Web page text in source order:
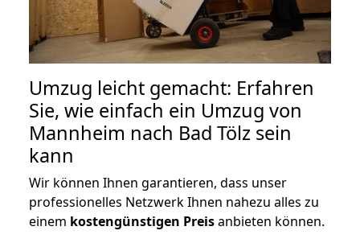
Umzug leicht gemacht: Erfahren
Sie, wie einfach ein Umzug von
Mannheim nach Bad Tölz sein
kann
Wir können Ihnen garantieren, dass unser
professionelles Netzwerk Ihnen nahezu alles zu
einem kostengünstigen Preisanbieten können.